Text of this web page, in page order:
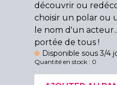
découvrir ou
choisir un polar ou
le nom d'un
portée de tous !
Disponible sous 3/4
Quantité en stock : 0